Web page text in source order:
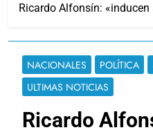
Ricardo Alfonsín:
NACIONALES POLÍTICA
ULTIMAS NOTICIAS
Ricardo